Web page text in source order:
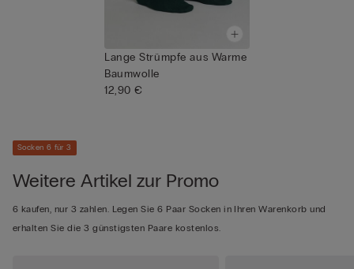
Lange Strümpfe aus Warme
Baumwolle
12,90 €
Socken 6 für 3
Weitere Artikel zur Promo
6 kaufen, nur 3 zahlen. Legen Sie 6 Paar Socken in Ihren Warenkorb und
erhalten Sie die 3 günstigsten Paare kostenlos.